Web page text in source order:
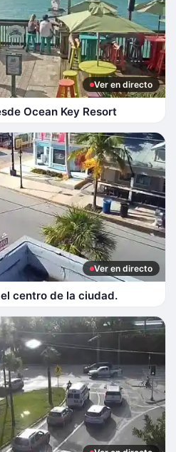
Ver en directo
Ocean Key Resort
Ver en directo
centro de la ciudad.